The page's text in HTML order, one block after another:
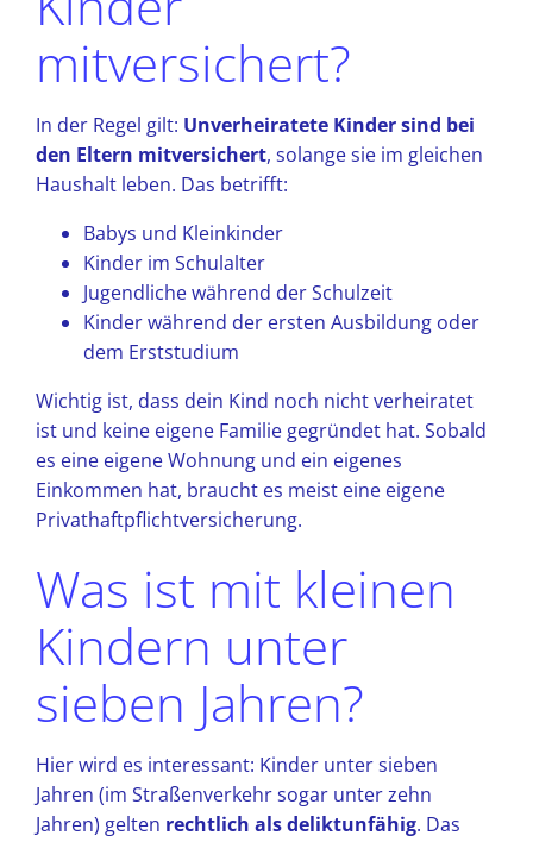
mitversichert?
In der Regel gilt: Unverheiratete Kinder sind bei
den Eltern mitversichert, solange sie im gleichen
Haushalt leben. Das betrifft:
Babys und Kleinkinder
Kinder im Schulalter
Jugendliche während der Schulzeit
Kinder während der ersten Ausbildung oder
dem Erststudium
Wichtig ist, dass dein Kind noch nicht verheiratet
ist und keine eigene Familie gegründet hat. Sobald
es eine eigene Wohnung und ein eigenes
Einkommen hat, braucht es meist eine eigene
Privathaftpflichtversicherung.
Was ist mit kleinen
Kindern unter
sieben Jahren?
Hier wird es interessant: Kinder unter sieben
Jahren (im Straßenverkehr sogar unter zehn
Jahren) gelten rechtlich als deliktunfähig. Das